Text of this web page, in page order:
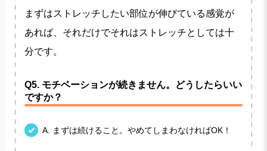
まずはストレッチしたい部位が伸びている感覚が
あれば、それだけでそれはストレッチとしては十
分です。
Q5. モチベーションが続きません。どうしたらいい
ですか？
A. まずは続けること。やめてしまわなければOK！